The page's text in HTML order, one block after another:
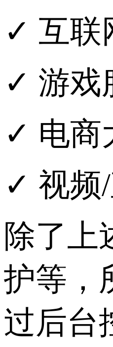
✓ 互联
✓ 游戏
✓ 电商
✓ 视频/
除了上
护等，
过后台